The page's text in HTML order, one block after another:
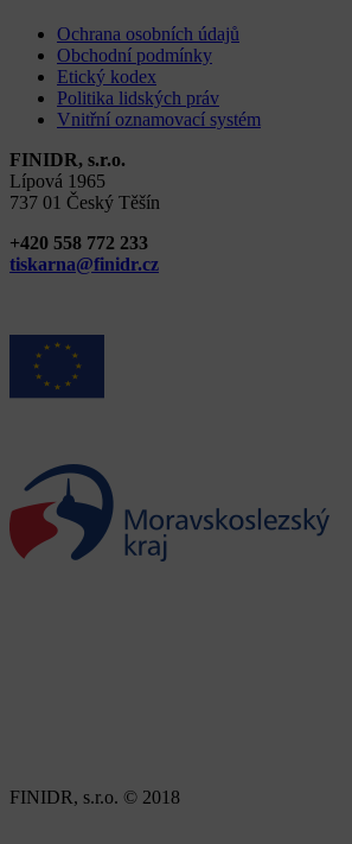
Ochrana osobních údajů
Obchodní podmínky
Etický kodex
Politika lidských práv
Vnitřní oznamovací systém
FINIDR, s.r.o.
Lípová 1965
737 01 Český Těšín
+420 558 772 233
tiskarna@finidr.cz
FINIDR, s.r.o. © 2018